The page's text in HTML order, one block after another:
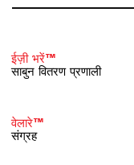
ईज़ी भरें™
साबुन वितरण प्रणाली
वेलारे™
संग्रह